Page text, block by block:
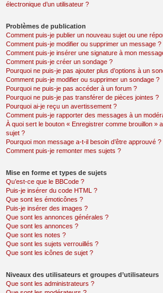
électronique d’un utilisateur ?
Problèmes de publication
Comment puis-je publier un nouveau sujet ou une
Comment puis-je modifier ou supprimer un message ?
Comment puis-je insérer une signature à mon
Comment puis-je créer un sondage ?
Pourquoi ne puis-je pas ajouter plus d’options à un
Comment puis-je modifier ou supprimer un sondage ?
Pourquoi ne puis-je pas accéder à un forum ?
Pourquoi ne puis-je pas transférer de pièces jointes ?
Pourquoi ai-je reçu un avertissement ?
Comment puis-je rapporter des messages à un
À quoi sert le bouton « Enregistrer comme brouillon »
sujet ?
Pourquoi mon message a-t-il besoin d’être approuvé ?
Comment puis-je remonter mes sujets ?
Mise en forme et types de sujets
Qu’est-ce que le BBCode ?
Puis-je insérer du code HTML ?
Que sont les émoticônes ?
Puis-je insérer des images ?
Que sont les annonces générales ?
Que sont les annonces ?
Que sont les notes ?
Que sont les sujets verrouillés ?
Que sont les icônes de sujet ?
Niveaux des utilisateurs et groupes d’utilisateurs
Que sont les administrateurs ?